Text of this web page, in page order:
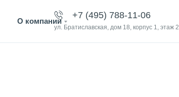
О компании
+7 (495) 788-11-06
ул. Братиславская, дом 18, корпус 1, этаж 2